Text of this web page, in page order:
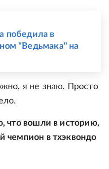
победила в
"Ведьмака" на
я не знаю. Просто
что вошли в историю,
чемпион в тхэквондо